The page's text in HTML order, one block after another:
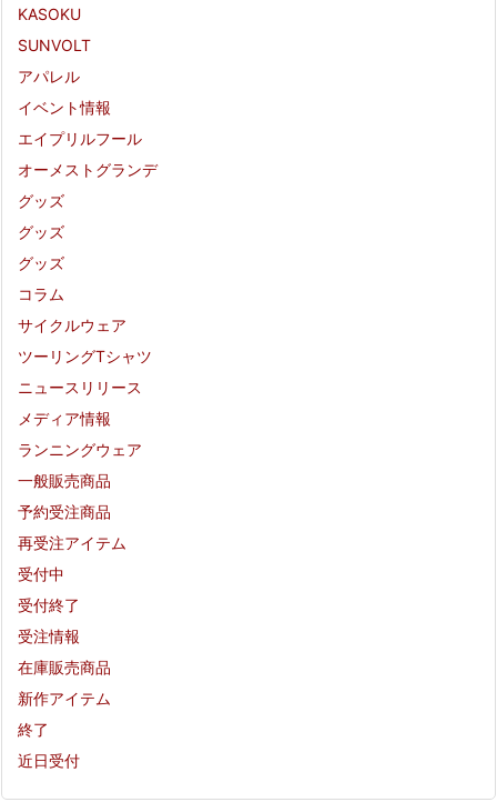
KASOKU
SUNVOLT
アパレル
イベント情報
エイプリルフール
オーメストグランデ
グッズ
グッズ
グッズ
コラム
サイクルウェア
ツーリングTシャツ
ニュースリリース
メディア情報
ランニングウェア
一般販売商品
予約受注商品
再受注アイテム
受付中
受付終了
受注情報
在庫販売商品
新作アイテム
終了
近日受付